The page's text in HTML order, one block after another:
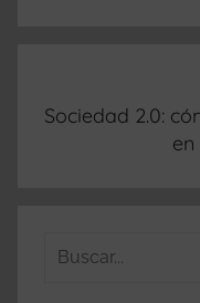
Sociedad 2.0:
Buscar: